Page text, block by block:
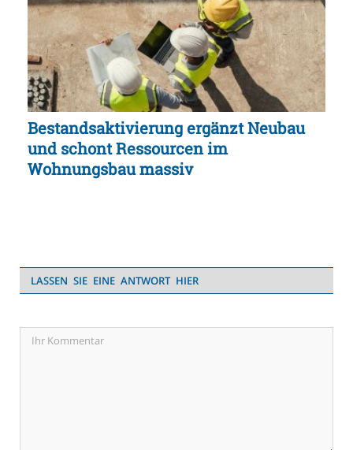
Bestandsaktivierung ergänzt Neubau
und schont Ressourcen im
Wohnungsbau massiv
LASSEN SIE EINE ANTWORT HIER